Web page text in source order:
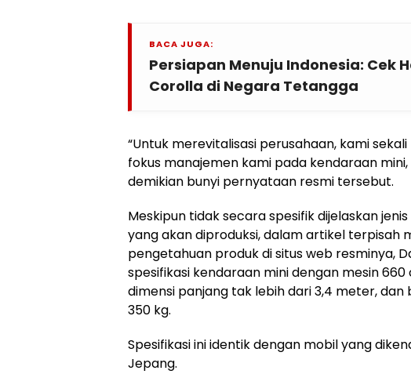
BACA JUGA:
Persiapan Menuju Indonesia: Cek
Corolla di Negara Tetangga
“Untuk merevitalisasi perusahaan, kami
fokus manajemen kami pada kendaraan mini,
demikian bunyi pernyataan resmi tersebut.
Meskipun tidak secara spesifik dijelaskan
yang akan diproduksi, dalam artikel terpisah
pengetahuan produk di situs web resminya,
spesifikasi kendaraan mini dengan mesin
dimensi panjang tak lebih dari 3,4 meter,
350 kg.
Spesifikasi ini identik dengan mobil yang
Jepang.